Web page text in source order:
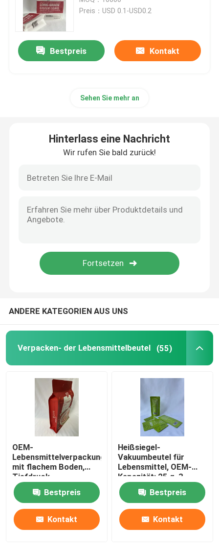
Kaffeeverpackungsbeutel
Lamellierter Verpackenrolls
Stand-Up-Verpackungsbeutel
Nahrung- für Haustiereverpackenbeutel
Papierverpackungsbeutel
Verpackentasche Plastik
Verpackenaufkleber
Preis：USD 0.1-USD0.2
Bestpreis Kontakt
Sehen Sie mehr an
Hinterlass eine Nachricht
Wir rufen Sie bald zurück!
ANDERE KATEGORIEN AUS UNS
Verpacken- der Lebensmittelbeutel (55)
OEM-
Lebensmittelverpackungsbeutel
mit flachem Boden,
Tiefdruck,
Cashewnuss-
Verpackungsbeutel
Bestpreis
Kontakt
Heißsiegel-
Vakuumbeutel für
Lebensmittel, OEM-
Kapazität: 25 g, 3
Seiten zum Aufstellen
Bestpreis
Kontakt